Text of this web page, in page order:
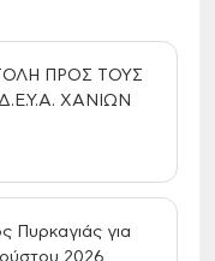
ΠΡΟΣ ΤΟΥΣ
ΧΑΝΙΩΝ
Πυρκαγιάς για
2026